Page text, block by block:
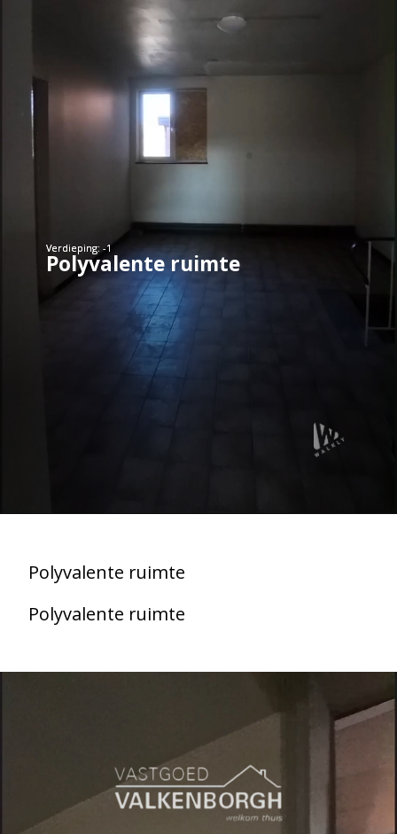
Verdieping: -1
Verdieping: -1
Polyvalente ruimte
Polyvalente ruimte
Polyvalente ruimte